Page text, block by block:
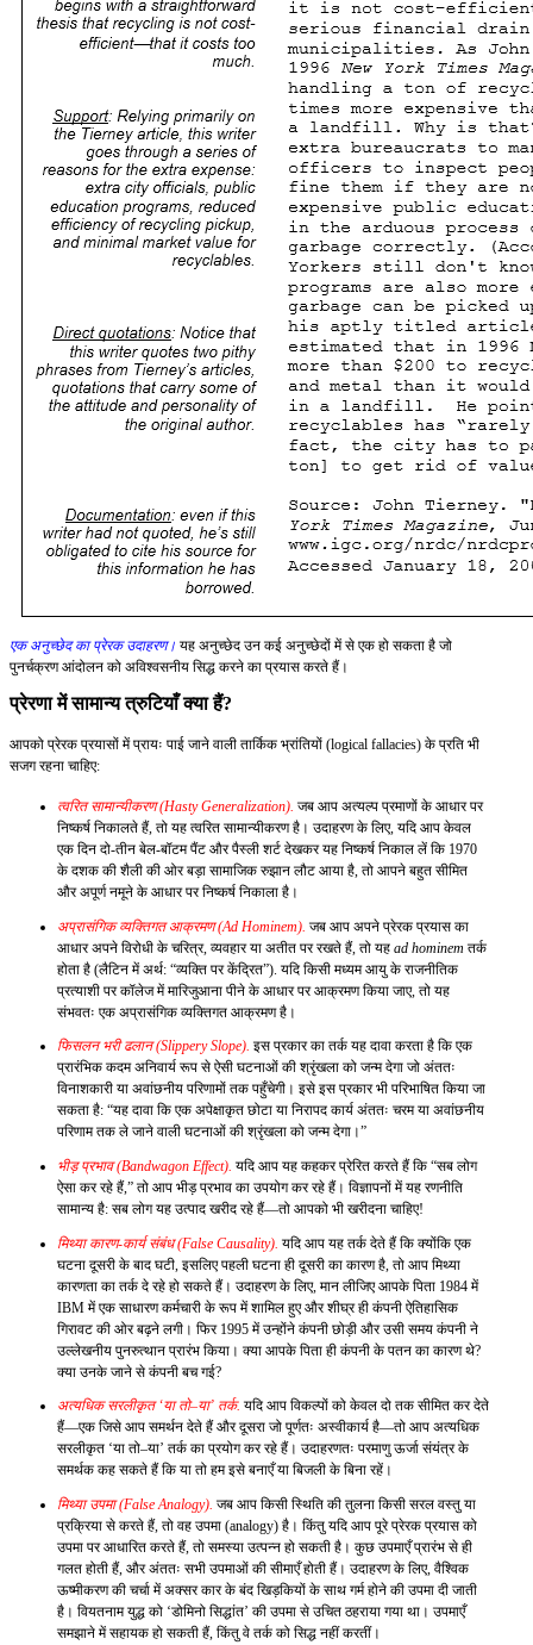
एक अनुच्छेद का प्रेरक उदाहरण। यह अनुच्छेद उन कई अनुच्छेदों में से एक हो सकता है जो
पुनर्चक्रण आंदोलन को अविश्वसनीय सिद्ध करने का प्रयास करते हैं।
प्रेरणा में सामान्य त्रुटियाँ क्या हैं?
आपको प्रेरक प्रयासों में प्रायः पाई जाने वाली तार्किक भ्रांतियों (logical fallacies) के प्रति भी
सजग रहना चाहिए:
त्वरित सामान्यीकरण (Hasty Generalization). जब आप अत्यल्प प्रमाणों के आधार पर
निष्कर्ष निकालते हैं, तो यह त्वरित सामान्यीकरण है। उदाहरण के लिए, यदि आप केवल
एक दिन दो-तीन बेल-बॉटम पैंट और पैस्ली शर्ट देखकर यह निष्कर्ष निकाल लें कि 1970
के दशक की शैली की ओर बड़ा सामाजिक रुझान लौट आया है, तो आपने बहुत सीमित
और अपूर्ण नमूने के आधार पर निष्कर्ष निकाला है।
अप्रासंगिक व्यक्तिगत आक्रमण (Ad Hominem). जब आप अपने प्रेरक प्रयास का
आधार अपने विरोधी के चरित्र, व्यवहार या अतीत पर रखते हैं, तो यह ad hominem तर्क
होता है (लैटिन में अर्थ: “व्यक्ति पर केंद्रित”). यदि किसी मध्यम आयु के राजनीतिक
प्रत्याशी पर कॉलेज में मारिजुआना पीने के आधार पर आक्रमण किया जाए, तो यह
संभवतः एक अप्रासंगिक व्यक्तिगत आक्रमण है।
फिसलन भरी ढलान (Slippery Slope). इस प्रकार का तर्क यह दावा करता है कि एक
प्रारंभिक कदम अनिवार्य रूप से ऐसी घटनाओं की श्रृंखला को जन्म देगा जो अंततः
विनाशकारी या अवांछनीय परिणामों तक पहुँचेगी। इसे इस प्रकार भी परिभाषित किया जा
सकता है: “यह दावा कि एक अपेक्षाकृत छोटा या निरापद कार्य अंततः चरम या अवांछनीय
परिणाम तक ले जाने वाली घटनाओं की श्रृंखला को जन्म देगा।”
भीड़ प्रभाव (Bandwagon Effect). यदि आप यह कहकर प्रेरित करते हैं कि “सब लोग
ऐसा कर रहे हैं,” तो आप भीड़ प्रभाव का उपयोग कर रहे हैं। विज्ञापनों में यह रणनीति
सामान्य है: सब लोग यह उत्पाद खरीद रहे हैं—तो आपको भी खरीदना चाहिए!
मिथ्या कारण-कार्य संबंध (False Causality). यदि आप यह तर्क देते हैं कि क्योंकि एक
घटना दूसरी के बाद घटी, इसलिए पहली घटना ही दूसरी का कारण है, तो आप मिथ्या
कारणता का तर्क दे रहे हो सकते हैं। उदाहरण के लिए, मान लीजिए आपके पिता 1984 में
IBM में एक साधारण कर्मचारी के रूप में शामिल हुए और शीघ्र ही कंपनी ऐतिहासिक
गिरावट की ओर बढ़ने लगी। फिर 1995 में उन्होंने कंपनी छोड़ी और उसी समय कंपनी ने
उल्लेखनीय पुनरुत्थान प्रारंभ किया। क्या आपके पिता ही कंपनी के पतन का कारण थे?
क्या उनके जाने से कंपनी बच गई?
अत्यधिक सरलीकृत ‘या तो–या’ तर्क. यदि आप विकल्पों को केवल दो तक सीमित कर देते
हैं—एक जिसे आप समर्थन देते हैं और दूसरा जो पूर्णतः अस्वीकार्य है—तो आप अत्यधिक
सरलीकृत ‘या तो–या’ तर्क का प्रयोग कर रहे हैं। उदाहरणतः परमाणु ऊर्जा संयंत्र के
समर्थक कह सकते हैं कि या तो हम इसे बनाएँ या बिजली के बिना रहें।
मिथ्या उपमा (False Analogy). जब आप किसी स्थिति की तुलना किसी सरल वस्तु या
प्रक्रिया से करते हैं, तो वह उपमा (analogy) है। किंतु यदि आप पूरे प्रेरक प्रयास को
उपमा पर आधारित करते हैं, तो समस्या उत्पन्न हो सकती है। कुछ उपमाएँ प्रारंभ से ही
गलत होती हैं, और अंततः सभी उपमाओं की सीमाएँ होती हैं। उदाहरण के लिए, वैश्विक
ऊष्मीकरण की चर्चा में अक्सर कार के बंद खिड़कियों के साथ गर्म होने की उपमा दी जाती
है। वियतनाम युद्ध को ‘डोमिनो सिद्धांत’ की उपमा से उचित ठहराया गया था। उपमाएँ
समझाने में सहायक हो सकती हैं, किंतु वे तर्क को सिद्ध नहीं करतीं।